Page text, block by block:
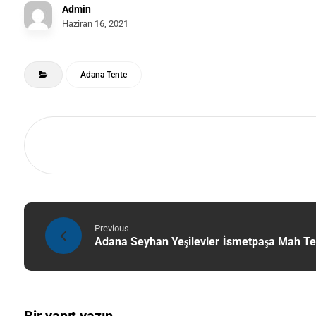
Admin
Haziran 16, 2021
Adana Tente
Previous
Adana Seyhan Yeşilevler İsmetpaşa Mah